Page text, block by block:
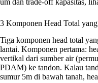
3 Komponen Head Total
Tiga komponen head total
lantai. Komponen pertama:
vertikal dari sumber air
PDAM) ke tandon. Kalau
sumur 5m di bawah tanah,